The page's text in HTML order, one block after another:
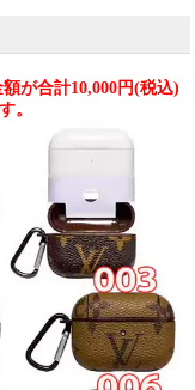
が合計10,000円(税込)
。